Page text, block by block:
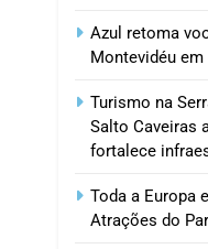
Azul retoma
Montevidéu em
Turismo na
Salto Caveiras
fortalece
Toda a Europa
Atrações do